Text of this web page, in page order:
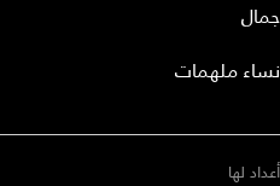
جمال
نساء ملهمات
أعداد لها